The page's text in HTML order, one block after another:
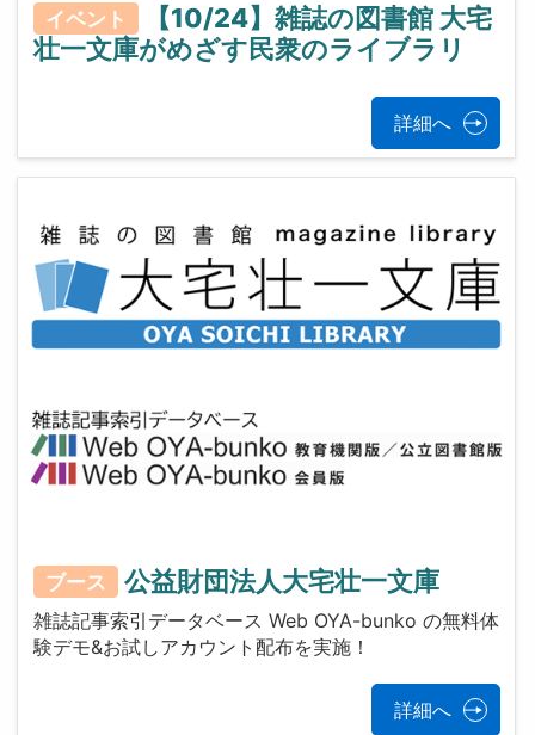
イベント
【10/24】雑誌の図書館 大宅
壮一文庫がめざす民衆のライブラリ
詳細へ
ブース 公益財団法人大宅壮一文庫
雑誌記事索引データベース Web OYA-bunko の無料体
験デモ&お試しアカウント配布を実施！
詳細へ